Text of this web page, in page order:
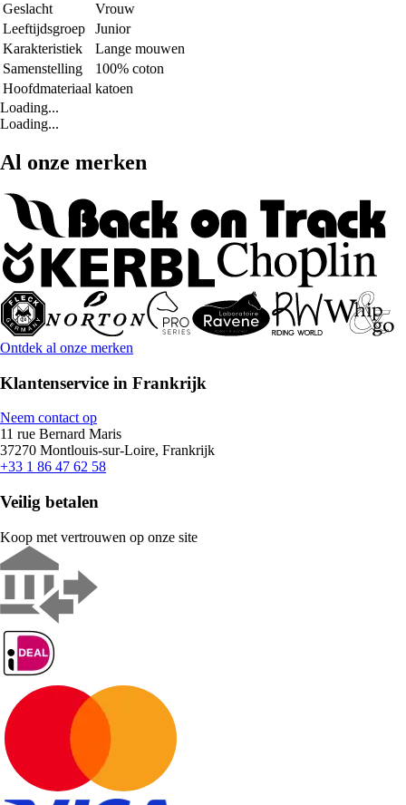
Geslacht
Vrouw
Leeftijdsgroep
Junior
Karakteristiek
Lange mouwen
Samenstelling
100% coton
Hoofdmateriaal katoen
Loading...
Loading...
Al onze merken
Ontdek al onze merken
Klantenservice in Frankrijk
Neem contact op
11 rue Bernard Maris
37270 Montlouis-sur-Loire, Frankrijk
+33 1 86 47 62 58
Veilig betalen
Koop met vertrouwen op onze site